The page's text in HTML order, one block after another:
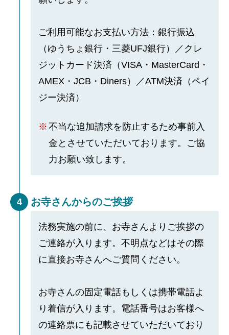
ご利用可能なお支払い方法：銀行振込
（ゆうちょ銀行・三菱UFJ銀行）／クレ
ジットカード決済（VISA・MasterCard・
AMEX・JCB・Diners）／ATM決済（ペイ
ジー決済）
不当な追加請求を防止するため事前入
金とさせていただいております。ご協
力お願い致します。
4 お寺さんからのご挨拶
法務実施の前に、お寺さんよりご挨拶の
ご連絡が入ります。不明点などはその際
に直接お寺さんへご質問ください。
お寺さんの固定電話もしくは携帯電話よ
り着信が入ります。電話番号はお客様へ
の連絡票にも記載させていただいており